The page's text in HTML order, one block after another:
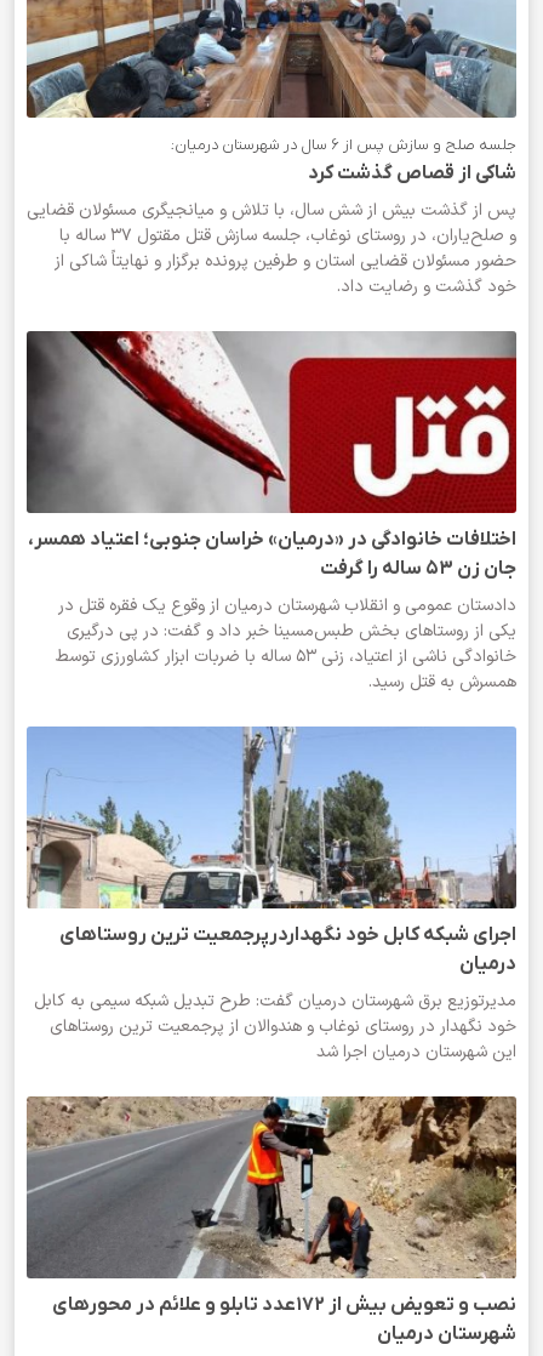
جلسه صلح و سازش پس از 6 سال در شهرستان درمیان:
شاکی از قصاص گذشت کرد
پس از گذشت بیش از شش سال، با تلاش و میانجیگری مسئولان قضایی
و صلح‌یاران، در روستای نوغاب، جلسه سازش قتل مقتول ۳۷ ساله با
حضور مسئولان قضایی استان و طرفین پرونده برگزار و نهایتاً شاکی از
خود گذشت و رضایت داد.
اختلافات خانوادگی در «درمیان» خراسان جنوبی؛ اعتیاد همسر،
جان زن ۵۳ ساله را گرفت
دادستان عمومی و انقلاب شهرستان درمیان از وقوع یک فقره قتل در
یکی از روستاهای بخش طبس‌مسینا خبر داد و گفت: در پی درگیری
خانوادگی ناشی از اعتیاد، زنی ۵۳ ساله با ضربات ابزار کشاورزی توسط
همسرش به قتل رسید.
اجرای شبکه کابل‌ خود نگهداردرپرجمعیت ترین روستاهای
درمیان
مدیرتوزیع برق شهرستان درمیان گفت: طرح تبدیل شبکه‌ سیمی به کابل‌
خود نگهدار در روستای نوغاب و هندوالان از پرجمعیت ترین روستاهای
این شهرستان درمیان اجرا شد
نصب و تعویض بیش از 172عدد تابلو و علائم در محورهای
شهرستان درمیان